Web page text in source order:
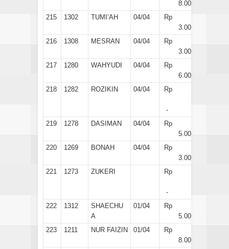
8.000
215
1302 TUMI’AH 04/04
Rp
3.000
216
1308 MESRAN 04/04
Rp
3.000
217
1280 WAHYUDI 04/04
Rp
6.000
218
1282 ROZIKIN 04/04 Rp
-
219
1278 DASIMAN 04/04
Rp
5.000
220
1269 BONAH 04/04
Rp
3.000
221
1273 ZUKERI Rp
-
222
1312
SHAECHU
A
01/04
Rp
5.000
223
1211 NUR FAIZIN 01/04
Rp
8.000